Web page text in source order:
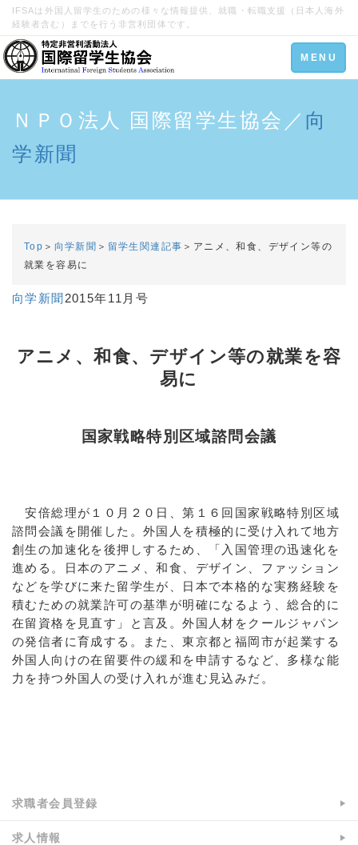
IFSAは外国人留学生のための様々な情報提供、就職・転職支援（日本人海外
経験者含む）までを行う非営利団体です。
Toggle
navigation
MENU
ＮＰＯ法人 国際留学生協会／ 向
学新聞
Top ＞ 向学新聞 ＞ 留学生関連記事 ＞アニメ、和食、デザイン等の
就業を容易に
向学新聞 2015年11月号
アニメ、和食、デザイン等の就業を容
易に
国家戦略特別区域諮問会議
安倍総理が１０月２０日、第１６回国家戦略特別区域
諮問会議を開催した。外国人を積極的に受け 入れて地方
創生の加速化を後押しするため、「入国管理の迅速化を
進める。日本のアニメ、和食、デザイン、ファッション
などを学びに来た 留学生が、日本で本格的な実務経験を
積むための就業許可の基準が明確になるよう、総合的に
在留資格を見直す」と言及。外国人材をク ールジャパン
の発信者に育成する。また、東京都と福岡市が起業する
外国人向けの在留要件の緩和を申請するなど、多様な能
力を持つ外国人の受け入れが進む見込みだ。
求職者会員登録
求人情報